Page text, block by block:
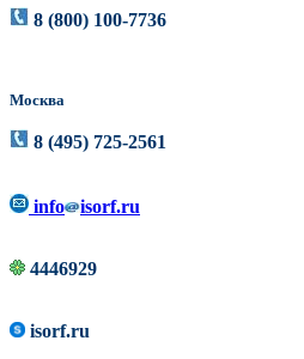
8 (800) 100-7736
Москва
8 (495) 725-2561
info isorf.ru
4446929
isorf.ru